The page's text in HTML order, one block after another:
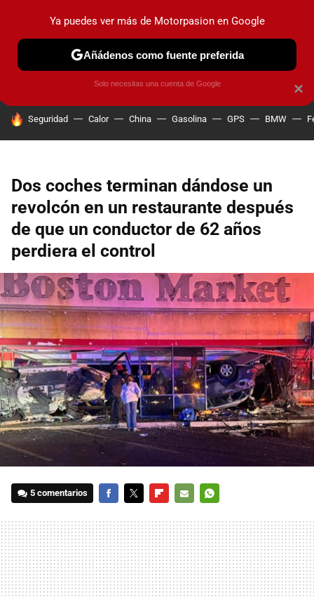
PRUEBAS COCHES ELÉCTRICOS OBSERVATORIO
HOY SE HABLA DE
Seguridad Calor China Gasolina GPS BMW
Dos coches terminan dándose un
revolcón en un restaurante después
de que un conductor de 62 años
perdiera el control
5 comentarios
MAIL
×
Ya puedes ver más de Motorpasion en Google
Añádenos como fuente preferida
Solo necesitas una cuenta de Google